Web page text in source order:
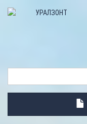
ТОВАРА
ПАЛАТОК